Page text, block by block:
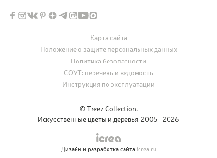
© Treez Collection.
Искусственные цветы и деревья. 2005—2026
Карта сайта
Положение о защите персональных данных
Политика безопасности
СОУТ: перечень и ведомость
Инструкция по эксплуатации
Дизайн и разработка сайтаicrea.ru